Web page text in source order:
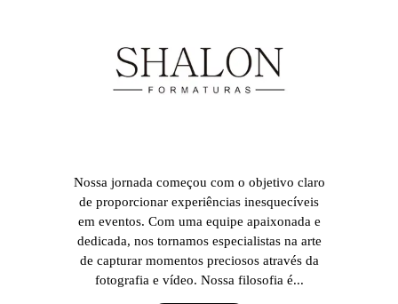
Nossa jornada começou com o objetivo claro
de proporcionar experiências inesquecíveis
em eventos. Com uma equipe apaixonada e
dedicada, nos tornamos especialistas na arte
de capturar momentos preciosos através da
fotografia e vídeo. Nossa filosofia é...